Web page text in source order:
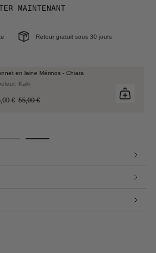
MAINTENANT
Retour gratuit sous 30 jours
en laine Mérinos - Chiara
Kaki
€ 55,00 €